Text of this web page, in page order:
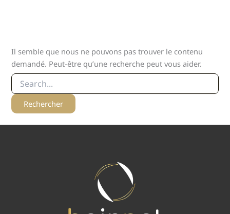
Il semble que nous ne pouvons pas trouver le contenu
demandé. Peut-être qu’une recherche peut vous aider.
Rechercher :